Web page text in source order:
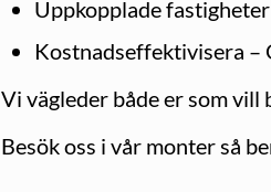
Uppkopplade
Kostnadseffektivisera –
Vi vägleder både er som
Besök oss i vår monter så